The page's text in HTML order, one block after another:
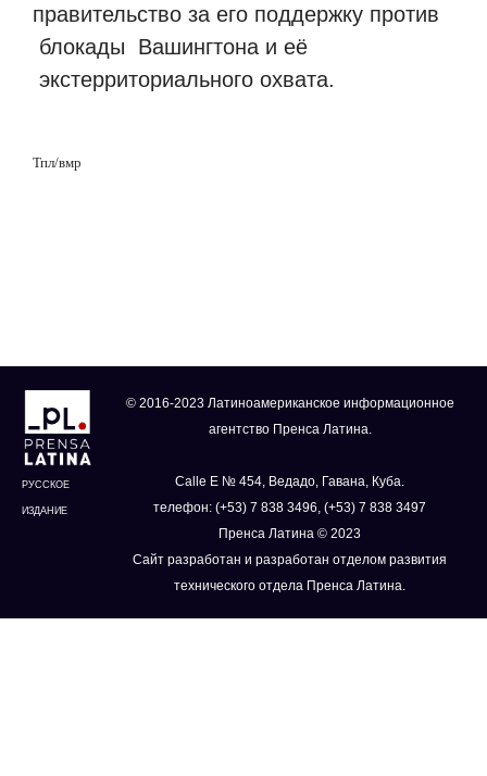
правительство за его поддержку против
блокады
Вашингтона и её
экстерриториального охвата.
Тпл/вмр
РУССКОЕ
ИЗДАНИЕ
© 2016-2023 Латиноамериканское информационное
агентство Пренса Латина.
Calle E № 454, Ведадо, Гавана, Куба.
телефон: (+53) 7 838 3496, (+53) 7 838 3497
Пренса Латина © 2023
Сайт разработан и разработан отделом развития
технического отдела Пренса Латина.